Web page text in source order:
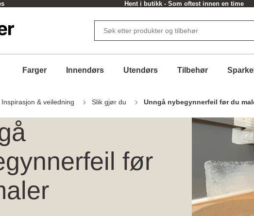
Hent i butikk - Som oftest innen en time
Farger Innendørs Utendørs Tilbehør Sparkel
Inspirasjon & veiledning Slik gjør du Unngå nybegynnerfeil før du
før